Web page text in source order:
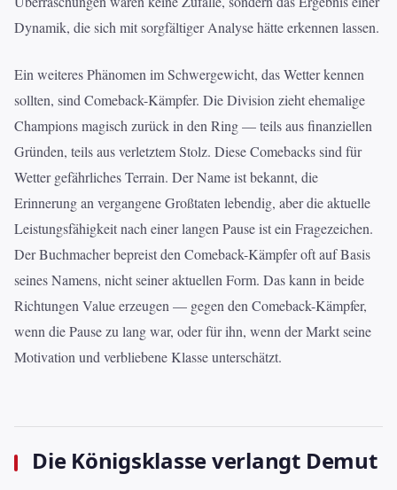
Dynamik, die sich mit sorgfältiger Analyse hätte erkennen lassen.
Ein weiteres Phänomen im Schwergewicht, das Wetter kennen
sollten, sind Comeback-Kämpfer. Die Division zieht ehemalige
Champions magisch zurück in den Ring — teils aus finanziellen
Gründen, teils aus verletztem Stolz. Diese Comebacks sind für
Wetter gefährliches Terrain. Der Name ist bekannt, die
Erinnerung an vergangene Großtaten lebendig, aber die aktuelle
Leistungsfähigkeit nach einer langen Pause ist ein Fragezeichen.
Der Buchmacher bepreist den Comeback-Kämpfer oft auf Basis
seines Namens, nicht seiner aktuellen Form. Das kann in beide
Richtungen Value erzeugen — gegen den Comeback-Kämpfer,
wenn die Pause zu lang war, oder für ihn, wenn der Markt seine
Motivation und verbliebene Klasse unterschätzt.
Die Königsklasse verlangt Demut